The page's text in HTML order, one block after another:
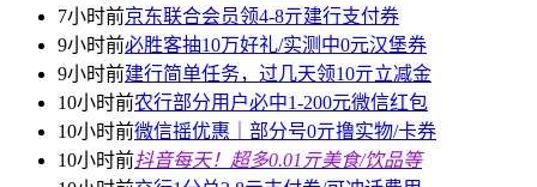
7小时前京东联合会员领4-8亓建行支付券
9小时前必胜客抽10万好礼/实测中0元汉堡券
9小时前建行简单任务，过几天领10亓立减金
10小时前农行部分用户必中1-200元微信红包
10小时前微信摇优惠｜部分号0亓撸实物/卡券
10小时前抖音每天！超多0.01亓美食/饮品等